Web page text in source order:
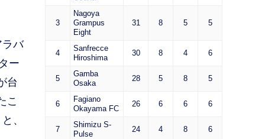
バ
ー
台
こ
、
3
Nagoya
Grampus
Eight
31 8 5 5
4
Sanfrecce
Hiroshima
30 8 4 6
5
Gamba
Osaka
28 5 8 5
6
Fagiano
Okayama FC
26 6 6 6
7
Shimizu S-
Pulse
24 4 8 6